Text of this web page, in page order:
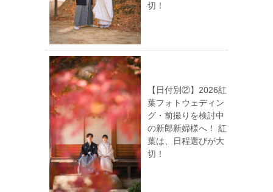
切！
【日付別②】2026紅
葉フォトウェディン
グ・前撮りを検討中
の新郎新婦様へ！ 紅
葉は、日程選びが大
切！